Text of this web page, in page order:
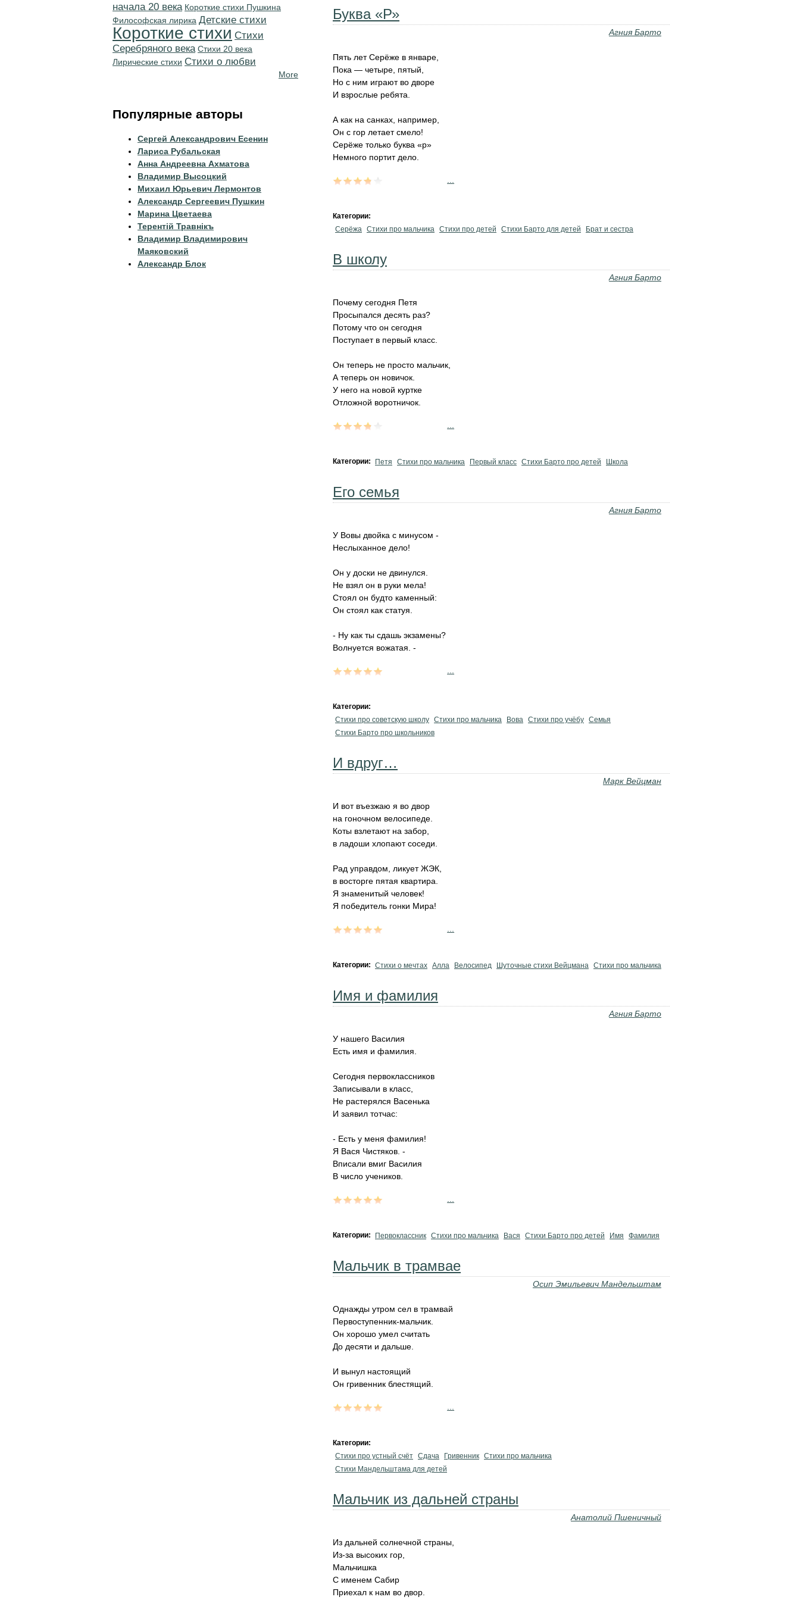
Буква «Р»
Агния Барто
Пять лет Серёже в январе,
Пока — четыре, пятый,
Но с ним играют во дворе
И взрослые ребята.
А как на санках, например,
Он с гор летает смело!
Серёже только буква «р»
Немного портит дело.
Категории:
Серёжа Стихи про мальчика Стихи про детей Стихи Барто для детей Брат и сестра
В школу
Агния Барто
Почему сегодня Петя
Просыпался десять раз?
Потому что он сегодня
Поступает в первый класс.
Он теперь не просто мальчик,
А теперь он новичок.
У него на новой куртке
Отложной воротничок.
Категории: Петя Стихи про мальчика Первый класс Стихи Барто про детей Школа
Его семья
Агния Барто
У Вовы двойка с минусом -
Неслыханное дело!
Он у доски не двинулся.
Не взял он в руки мела!
Стоял он будто каменный:
Он стоял как статуя.
- Ну как ты сдашь экзамены?
Волнуется вожатая. -
Категории:
Стихи про советскую школу Стихи про мальчика Вова Стихи про учёбу Семья
Стихи Барто про школьников
И вдруг…
Марк Вейцман
И вот въезжаю я во двор
на гоночном велосипеде.
Коты взлетают на забор,
в ладоши хлопают соседи.
Рад управдом, ликует ЖЭК,
в восторге пятая квартира.
Я знаменитый человек!
Я победитель гонки Мира!
Категории: Стихи о мечтах Алла Велосипед Шуточные стихи Вейцмана Стихи про мальчика
Имя и фамилия
Агния Барто
У нашего Василия
Есть имя и фамилия.
Сегодня первоклассников
Записывали в класс,
Не растерялся Васенька
И заявил тотчас:
- Есть у меня фамилия!
Я Вася Чистяков. -
Вписали вмиг Василия
В число учеников.
Категории: Первоклассник Стихи про мальчика Вася Стихи Барто про детей Имя Фамилия
Мальчик в трамвае
Осип Эмильевич Мандельштам
Однажды утром сел в трамвай
Первоступенник-мальчик.
Он хорошо умел считать
До десяти и дальше.
И вынул настоящий
Он гривенник блестящий.
Категории:
Стихи про устный счёт Сдача Гривенник Стихи про мальчика
Стихи Мандельштама для детей
Мальчик из дальней страны
Анатолий Пшеничный
Из дальней солнечной страны,
Из-за высоких гор,
Мальчишка
С именем Сабир
Приехал к нам во двор.
начала 20 века Короткие стихи Пушкина
Философская лирика Детские стихи
Короткие стихи Cтихи
Серебряного века Стихи 20 века
Лирические стихи Стихи о любви
More
Популярные авторы
Сергей Александрович Есенин
Лариса Рубальская
Анна Андреевна Ахматова
Владимир Высоцкий
Михаил Юрьевич Лермонтов
Александр Сергеевич Пушкин
Марина Цветаева
Терентiй Травнiкъ
Владимир Владимирович
Маяковский
Александр Блок